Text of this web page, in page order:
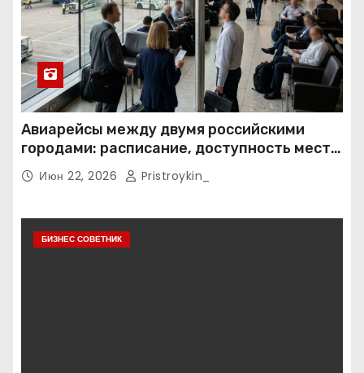
Авиарейсы между двумя российскими
городами: расписание, доступность мест и
тарифные условия
Июн 22, 2026 Pristroykin_
БИЗНЕС СОВЕТНИК